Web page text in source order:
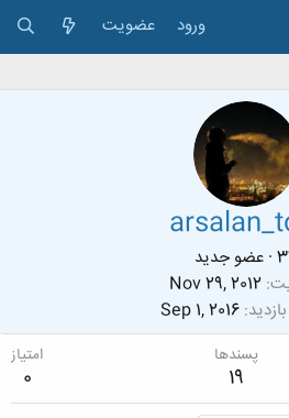
ورود عضویت
عضو جدید ·
Nov 29, 2012
Sep 1, 2016
پسندها
19
امتیاز
0